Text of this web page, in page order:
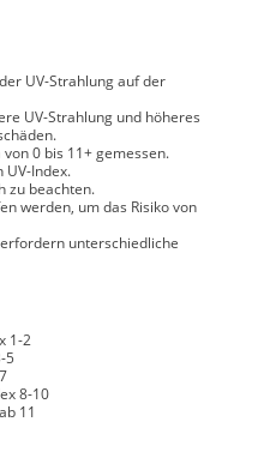
UV-Strahlung auf der
UV-Strahlung und höheres
0 bis 11+ gemessen.
Index.
zu beachten.
werden, um das Risiko von
unterschiedliche
1-2
5
8-10
11